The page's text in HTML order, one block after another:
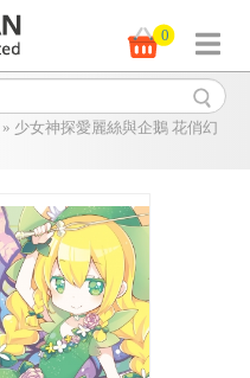
0
» 少女神探愛麗絲與企鵝 花俏幻